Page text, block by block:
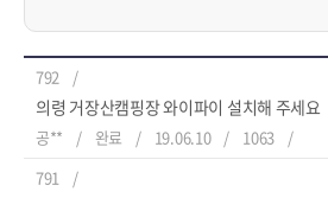
792
의령 거장산캠핑장 와이파이 설치해 주세요
공** 완료 19.06.10
1063
791